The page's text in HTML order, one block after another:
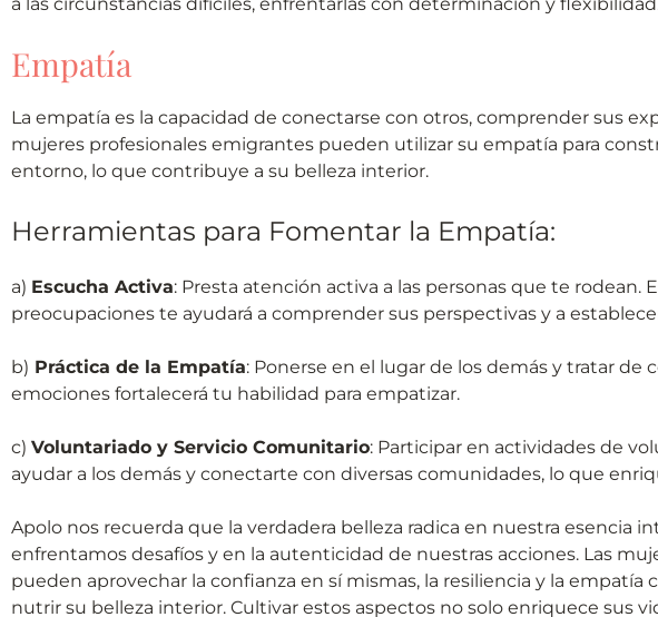
Empatía
La empatía es la capacidad de conectarse con otros, comprender sus
mujeres profesionales emigrantes pueden utilizar su empatía para
entorno, lo que contribuye a su belleza interior.
Herramientas para Fomentar la Empatía:
a) Escucha Activa: Presta atención activa a las personas que te rodean.
preocupaciones te ayudará a comprender sus perspectivas y a
b) Práctica de la Empatía: Ponerse en el lugar de los demás y tratar
emociones fortalecerá tu habilidad para empatizar.
c) Voluntariado y Servicio Comunitario: Participar en actividades de
ayudar a los demás y conectarte con diversas comunidades, lo que
Apolo nos recuerda que la verdadera belleza radica en nuestra esencia
enfrentamos desafíos y en la autenticidad de nuestras acciones. Las
pueden aprovechar la confianza en sí mismas, la resiliencia y la empatía
nutrir su belleza interior. Cultivar estos aspectos no solo enriquece sus